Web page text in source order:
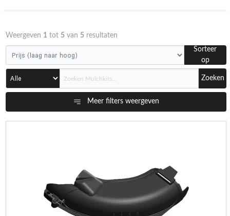
Weergeven 1tot 5van 5resultaten
Sorteer
op
Zoeken
Meer filters weergeven